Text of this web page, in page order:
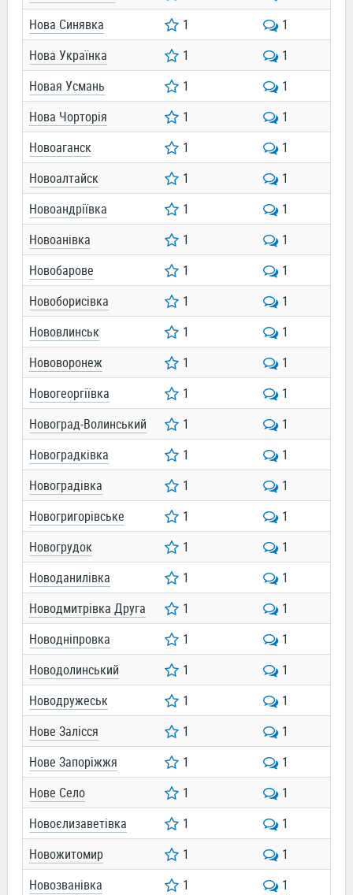
Нова Синявка
1
1
Нова Українка
1
1
Новая Усмань
1
1
Нова Чорторія
1
1
Новоаганск
1
1
Новоалтайск
1
1
Новоандріївка
1
1
Новоанівка
1
1
Новобарове
1
1
Новоборисівка
1
1
Нововлинськ
1
1
Нововоронеж
1
1
Новогеоргіївка
1
1
Новоград-Волинський
1
1
Новоградківка
1
1
Новоградівка
1
1
Новогригорівське
1
1
Новогрудок
1
1
Новоданилівка
1
1
Новодмитрівка Друга
1
1
Новодніпровка
1
1
Новодолинський
1
1
Новодружеськ
1
1
Нове Залісся
1
1
Нове Запоріжжя
1
1
Нове Село
1
1
Новоєлизаветівка
1
1
Новожитомир
1
1
Новозванівка
1
1